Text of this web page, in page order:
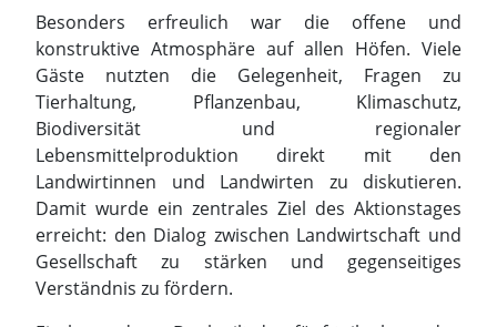
Besonders erfreulich war die offene und
konstruktive Atmosphäre auf allen Höfen. Viele
Gäste nutzten die Gelegenheit, Fragen zu
Tierhaltung, Pflanzenbau, Klimaschutz,
Biodiversität und regionaler
Lebensmittelproduktion direkt mit den
Landwirtinnen und Landwirten zu diskutieren.
Damit wurde ein zentrales Ziel des Aktionstages
erreicht: den Dialog zwischen Landwirtschaft und
Gesellschaft zu stärken und gegenseitiges
Verständnis zu fördern.